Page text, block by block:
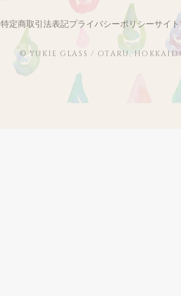
特定商取引法表記プライバシーポリシーサイ
© YUKIE GLASS / OTARU,